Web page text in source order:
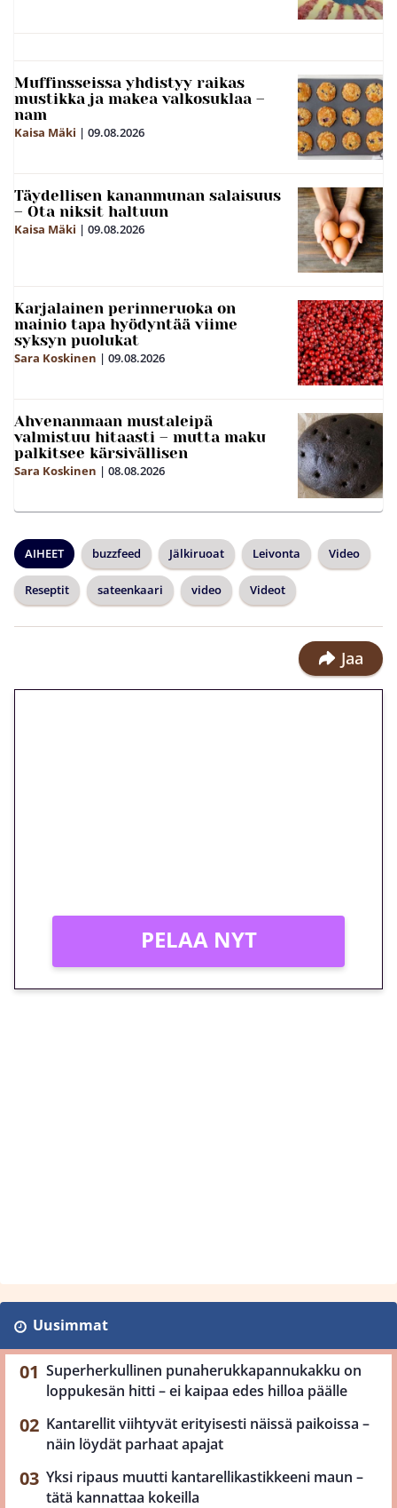
Muffinsseissa yhdistyy raikas
mustikka ja makea valkosuklaa –
nam
Kaisa Mäki | 09.08.2026
Täydellisen kananmunan salaisuus
– Ota niksit haltuun
Kaisa Mäki | 09.08.2026
Karjalainen perinneruoka on
mainio tapa hyödyntää viime
syksyn puolukat
Sara Koskinen | 09.08.2026
Ahvenanmaan mustaleipä
valmistuu hitaasti – mutta maku
palkitsee kärsivällisen
Sara Koskinen | 08.08.2026
AIHEET buzzfeed Jälkiruoat Leivonta Video
Reseptit sateenkaari video Videot
Jaa
PELAA NYT
Uusimmat
Superherkullinen punaherukkapannukakku on
loppukesän hitti – ei kaipaa edes hilloa päälle
Kantarellit viihtyvät erityisesti näissä paikoissa –
näin löydät parhaat apajat
Yksi ripaus muutti kantarellikastikkeeni maun –
tätä kannattaa kokeilla